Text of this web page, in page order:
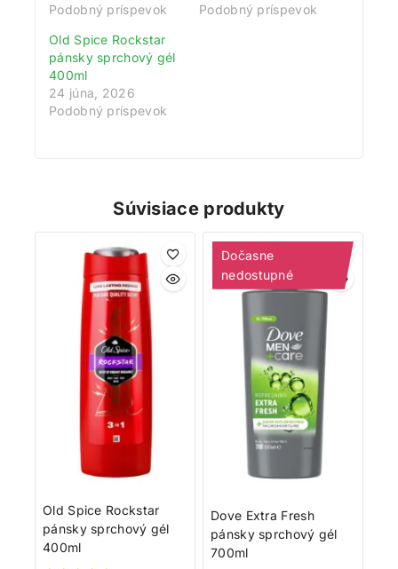
Podobný príspevok
Podobný príspevok
Old Spice Rockstar
pánsky sprchový gél
400ml
24 júna, 2026
Podobný príspevok
Súvisiace produkty
Old Spice Rockstar
pánsky sprchový gél
400ml
Dočasne
nedostupné
Dove Extra Fresh
pánsky sprchový gél
700ml